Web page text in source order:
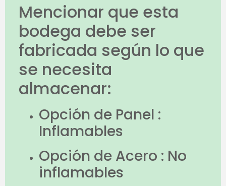
Mencionar que esta
bodega debe ser
fabricada según lo que
se necesita
almacenar:
Opción de Panel :
Inflamables
Opción de Acero : No
inflamables